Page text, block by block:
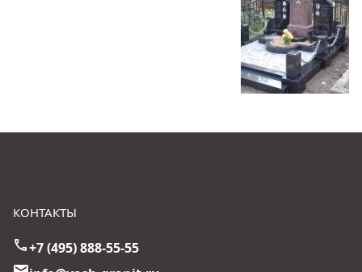
КОНТАКТЫ
+7 (495) 888-55-55